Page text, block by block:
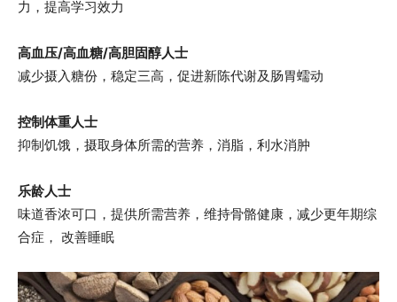
力，提高学习效力
高血压/高血糖/高胆固醇人士
减少摄入糖份，稳定三高，促进新陈代谢及肠胃蠕动
控制体重人士
抑制饥饿，摄取身体所需的营养，消脂，利水消肿
乐龄人士
味道香浓可口，提供所需营养，维持骨骼健康，减少更年期综
合症， 改善睡眠